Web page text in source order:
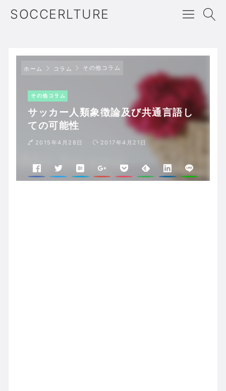
SOCCERLTURE
ホーム コラム その他コラム
その他コラム
サッカー人類象徴論及び共通言語し
ての可能性
2015年4月28日 2017年4月21日